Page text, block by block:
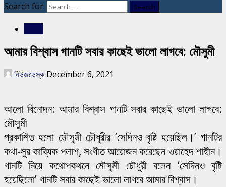
Search for:
আমার বিশ্বাস গানটি সবার কাছেই ভালো লাগবে: মৌসুমী
নিউজডেস্ক December 6, 2021
আলো বিনোদন: আমার বিশ্বাস গানটি সবার কাছেই ভালো লাগবে:
মৌসুমী
প্রকাশিত হলো মৌসুমী চৌধুরীর ‘সেদিনও বৃষ্টি হয়েছিল।’ গানটির
কথা-সুর কাব্যিক পলাশ, সংগীত আয়োজন করেছেন ওয়াহেদ শাহীন।
গানটি নিয়ে কথোপকথনে মৌসুমী চৌধুরী বলেন ‘সেদিনও বৃষ্টি
হয়েছিলো’ গানটি সবার কাছেই ভালো লাগবে আমার বিশ্বাস।